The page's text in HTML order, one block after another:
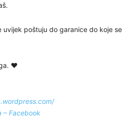
poštuju do garanice do koje se
❤️
– Facebook